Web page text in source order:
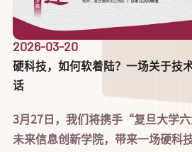
2026-03-20
硬科技，如何软着陆？一场关于技
话
3月27日，我们将携手“复旦大学
未来信息创新学院，带来一场硬科